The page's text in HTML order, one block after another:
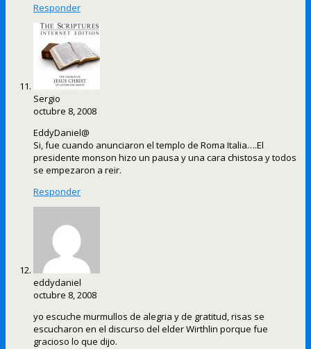
Responder
Sergio
octubre 8, 2008
EddyDaniel@
Si, fue cuando anunciaron el templo de Roma Italia….El
presidente monson hizo un pausa y una cara chistosa y todos
se empezaron a reir.
Responder
eddydaniel
octubre 8, 2008
yo escuche murmullos de alegria y de gratitud, risas se
escucharon en el discurso del elder Wirthlin porque fue
gracioso lo que dijo.